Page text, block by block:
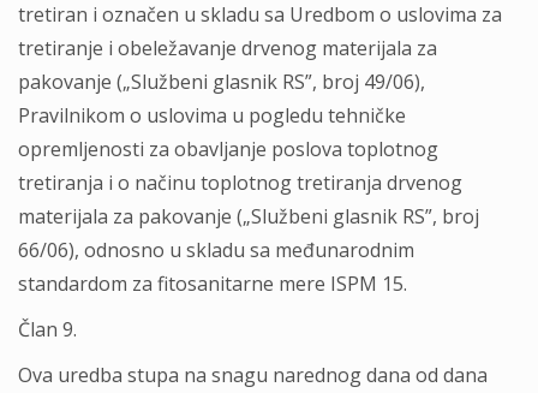
tretiran i označen u skladu sa Uredbom o uslovima za
tretiranje i obeležavanje drvenog materijala za
pakovanje („Službeni glasnik RS”, broj 49/06),
Pravilnikom o uslovima u pogledu tehničke
opremlјenosti za obavlјanje poslova toplotnog
tretiranja i o načinu toplotnog tretiranja drvenog
materijala za pakovanje („Službeni glasnik RS”, broj
66/06), odnosno u skladu sa međunarodnim
standardom za fitosanitarne mere ISPM 15.
Član 9.
Ova uredba stupa na snagu narednog dana od dana